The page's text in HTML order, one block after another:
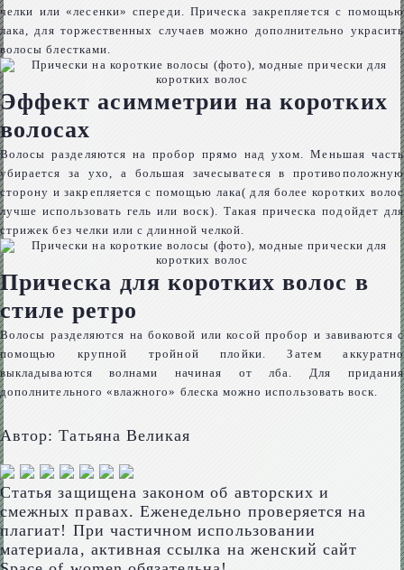
челки или «лесенки» спереди. Прическа закрепляется с помощью
лака, для торжественных случаев можно дополнительно украсить
волосы блестками.
Эффект асимметрии на коротких
волосах
Волосы разделяются на пробор прямо над ухом. Меньшая часть
убирается за ухо, а большая зачесыватеся в противоположную
сторону и закрепляется с помощью лака( для более коротких волос
лучше использовать гель или воск). Такая прическа подойдет для
стрижек без челки или с длинной челкой.
Прическа для коротких волос в
стиле ретро
Волосы разделяются на боковой или косой пробор и завиваются с
помощью крупной тройной плойки. Затем аккуратно
выкладываются волнами начиная от лба. Для придания
дополнительного «влажного» блеска можно использовать воск.
Автор:Татьяна Великая
Статья защищена законом об авторских и
смежных правах. Еженедельно проверяется на
плагиат! При частичном использовании
материала, активная ссылка на женский сайт